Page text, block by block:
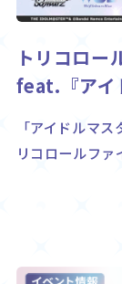
トリコロー
feat.『アイ
「アイドルマ
リコロールファ